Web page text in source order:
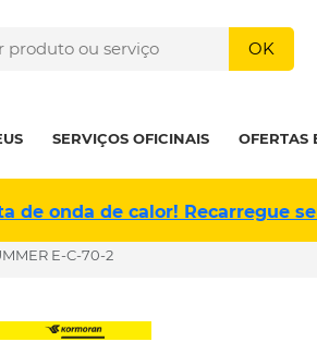
OK
SERVIÇOS OFICINAIS OFERTAS
de onda de calor! Recarregue
E-C-70-2